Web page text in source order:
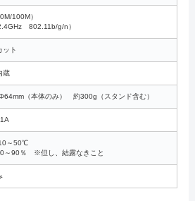
100M）
802.11b/g/n）
ット
蔵
（本体のみ） 約300g（スタンド含む）
～50℃
～90％ ※但し、結露なきこと